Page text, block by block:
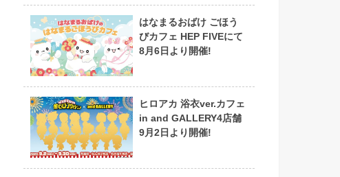
はなまるおばけ ごほう
びカフェ HEP FIVEにて
8月6日より開催!
ヒロアカ 浴衣ver.カフェ
in and GALLERY4店舗
9月2日より開催!